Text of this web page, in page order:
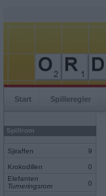
Start Spilleregler
Spillrom
Sjiraffen 9
Krokodillen
0
Elefanten
Turneringsrom
0